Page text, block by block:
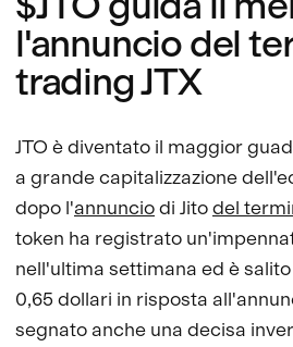
l'annuncio del
trading JTX
JTO è diventato il maggior
a grande capitalizzazione
dopo l'annunciodi Jitodel
token ha registrato
nell'ultima settimana ed è
0,65 dollari in risposta
segnato anche una decisa